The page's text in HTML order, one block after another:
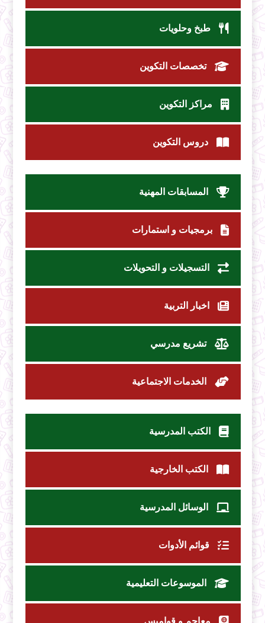
طبخ وحلويات
تخصصات التكوين
مراكز التكوين
دروس التكوين
المسابقات المهنية
برمجيات و استمارات
التسجيلات و التحويلات
اخبار التربية
تشريع مدرسي
الخدمات الاجتماعية
الكتب المدرسية
الكتب الخارجية
الوسائل المدرسية
قوائم الأدوات
الموسوعات التعليمية
معاجم و قواميس